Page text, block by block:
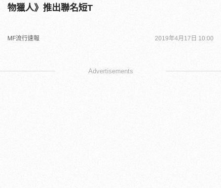
物獵人》推出聯名短T
MF流行速報 2019年4月17日 10:00
Advertisements